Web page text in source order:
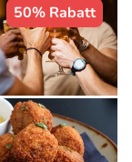
50% Rabatt